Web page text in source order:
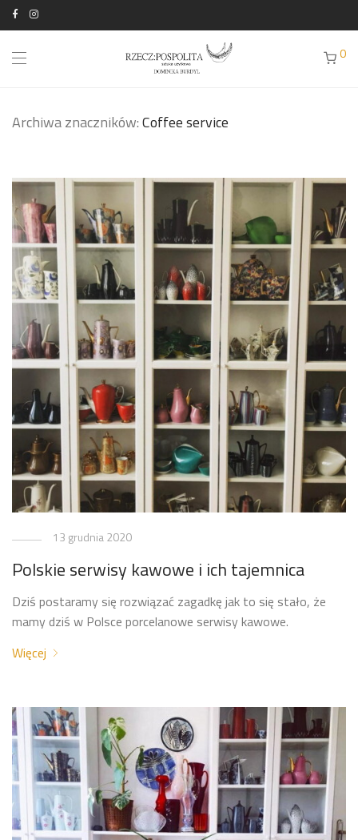
0
Archiwa znaczników: Coffee service
13 grudnia 2020
Polskie serwisy kawowe i ich tajemnica
Dziś postaramy się rozwiązać zagadkę jak to się stało, że
mamy dziś w Polsce porcelanowe serwisy kawowe.
Więcej
Forma serwisu niewątpliwie nie nawiązuje do tradycyjnych
wyrobów rzemieślniczych w Polsce.
Więcej